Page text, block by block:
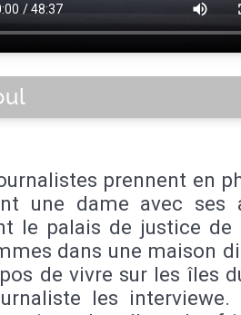
prennent en
une dame avec ses
le palais de justice de
dans une maison
de vivre sur les îles
les interviewe.